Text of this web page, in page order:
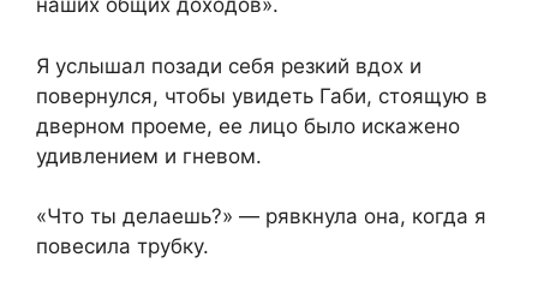
наших общих доходов».
Я услышал позади себя резкий вдох и
повернулся, чтобы увидеть Габи, стоящую в
дверном проеме, ее лицо было искажено
удивлением и гневом.
«Что ты делаешь?» — рявкнула она, когда я
повесила трубку.